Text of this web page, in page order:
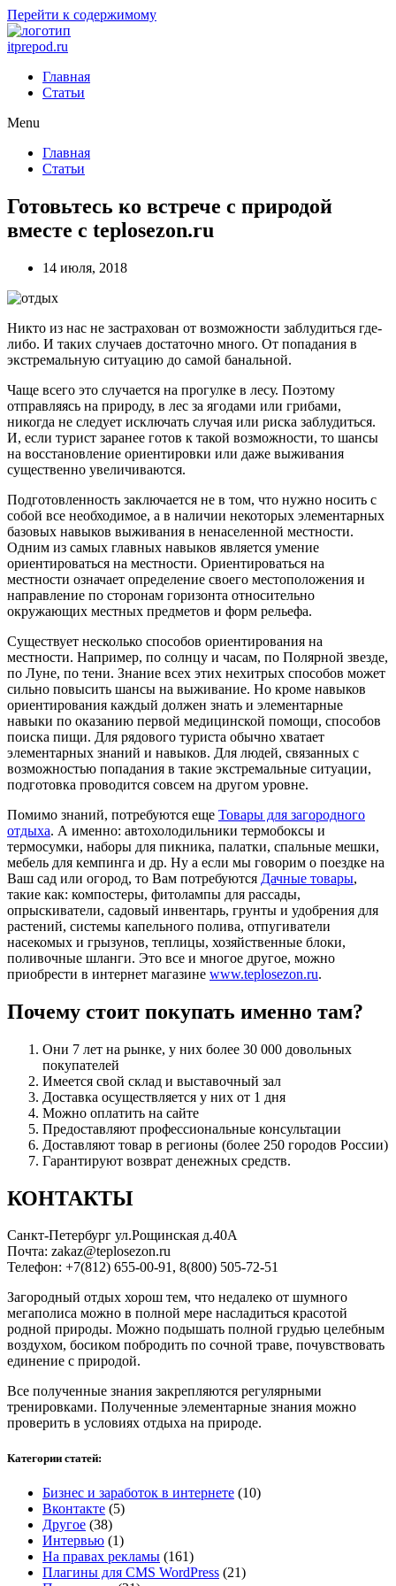
Перейти к содержимому
itprepod.ru
Главная
Статьи
Menu
Главная
Статьи
Готовьтесь ко встрече с природой
вместе с teplosezon.ru
14 июля, 2018
Никто из нас не застрахован от возможности заблудиться где-
либо. И таких случаев достаточно много. От попадания в
экстремальную ситуацию до самой банальной.
Чаще всего это случается на прогулке в лесу. Поэтому
отправляясь на природу, в лес за ягодами или грибами,
никогда не следует исключать случая или риска заблудиться.
И, если турист заранее готов к такой возможности, то шансы
на восстановление ориентировки или даже выживания
существенно увеличиваются.
Подготовленность заключается не в том, что нужно носить с
собой все необходимое, а в наличии некоторых элементарных
базовых навыков выживания в ненаселенной местности.
Одним из самых главных навыков является умение
ориентироваться на местности. Ориентироваться на
местности означает определение своего местоположения и
направление по сторонам горизонта относительно
окружающих местных предметов и форм рельефа.
Существует несколько способов ориентирования на
местности. Например, по солнцу и часам, по Полярной звезде,
по Луне, по тени. Знание всех этих нехитрых способов может
сильно повысить шансы на выживание. Но кроме навыков
ориентирования каждый должен знать и элементарные
навыки по оказанию первой медицинской помощи, способов
поиска пищи. Для рядового туриста обычно хватает
элементарных знаний и навыков. Для людей, связанных с
возможностью попадания в такие экстремальные ситуации,
подготовка проводится совсем на другом уровне.
Помимо знаний, потребуются еще Товары для загородного
отдыха. А именно: автохолодильники термобоксы и
термосумки, наборы для пикника, палатки, спальные мешки,
мебель для кемпинга и др. Ну а если мы говорим о поездке на
Ваш сад или огород, то Вам потребуются Дачные товары,
такие как: компостеры, фитолампы для рассады,
опрыскиватели, садовый инвентарь, грунты и удобрения для
растений, системы капельного полива, отпугиватели
насекомых и грызунов, теплицы, хозяйственные блоки,
поливочные шланги. Это все и многое другое, можно
приобрести в интернет магазине www.teplosezon.ru.
Почему стоит покупать именно там?
Они 7 лет на рынке, у них более 30 000 довольных
покупателей
Имеется свой склад и выставочный зал
Доставка осуществляется у них от 1 дня
Можно оплатить на сайте
Предоставляют профессиональные консультации
Доставляют товар в регионы (более 250 городов России)
Гарантируют возврат денежных средств.
КОНТАКТЫ
Санкт-Петербург ул.Рощинская д.40А
Почта: zakaz@teplosezon.ru
Телефон: +7(812) 655-00-91, 8(800) 505-72-51
Загородный отдых хорош тем, что недалеко от шумного
мегаполиса можно в полной мере насладиться красотой
родной природы. Можно подышать полной грудью целебным
воздухом, босиком побродить по сочной траве, почувствовать
единение с природой.
Все полученные знания закрепляются регулярными
тренировками. Полученные элементарные знания можно
проверить в условиях отдыха на природе.
Категории статей:
Бизнес и заработок в интернете (10)
Вконтакте (5)
Другое (38)
Интервью (1)
На правах рекламы (161)
Плагины для CMS WordPress (21)